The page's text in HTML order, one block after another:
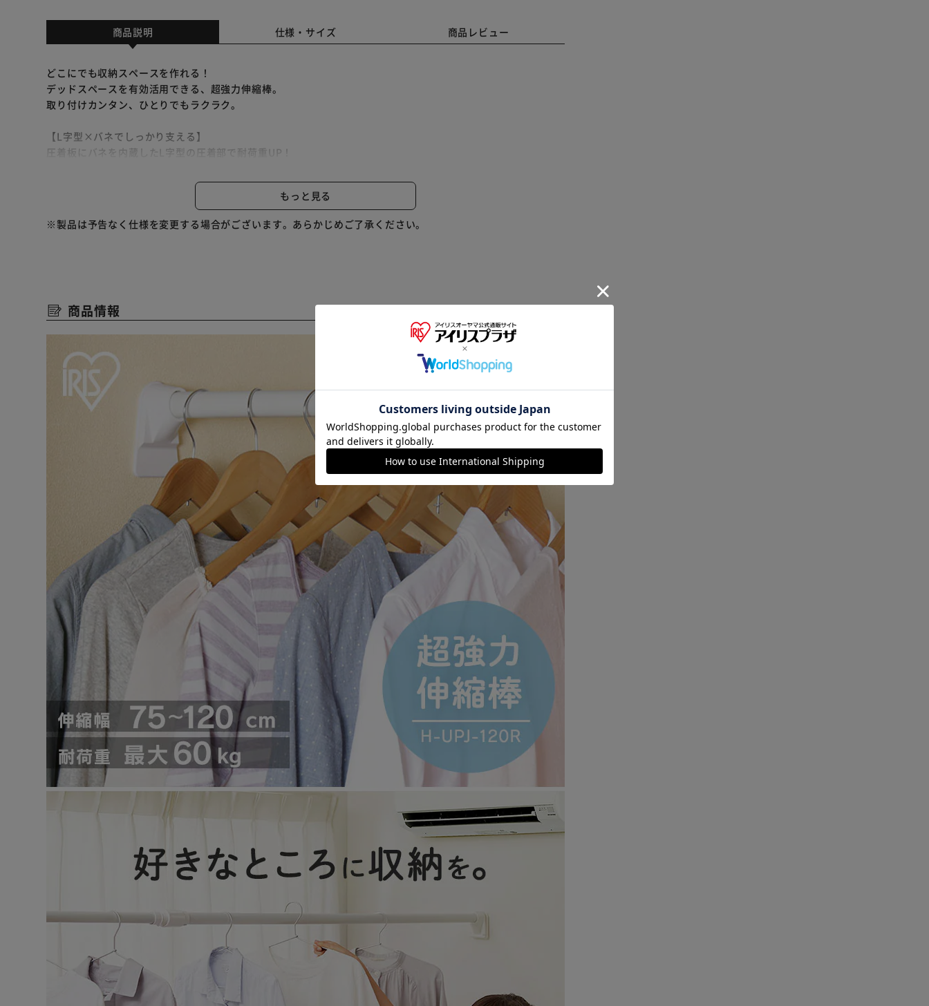
商品説明 仕様・サイズ 商品レビュー
どこにでも収納スペースを作れる！
デッドスペースを有効活用できる、超強力伸縮棒。
取り付けカンタン、ひとりでもラクラク。
【L字型×バネでしっかり支える】
圧着板にバネを内蔵したL字型の圧着部で耐荷重UP！
ひとりでも取り付けラクラク。
・ハンガーラックに：壁と壁の間に突っ張るだけ。洋服も小物まとめてコンパクト収納。
・室内干しに：雨、花粉、防犯など。外に干したくない時の味方！
・デッドスペースに：収納が欲しいけどスペースが足りない…という方に。
もっと見る
※製品は予告なく仕様を変更する場合がございます。あらかじめご了承ください。
商品情報
※ご確認ください